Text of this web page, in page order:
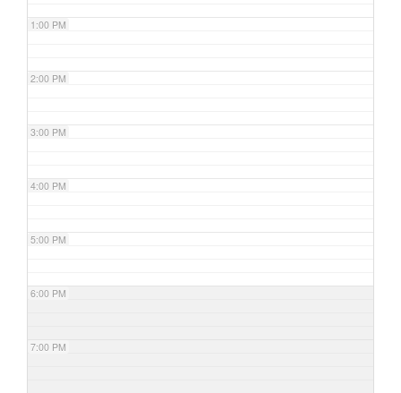
1:00 PM
2:00 PM
3:00 PM
4:00 PM
5:00 PM
6:00 PM
7:00 PM